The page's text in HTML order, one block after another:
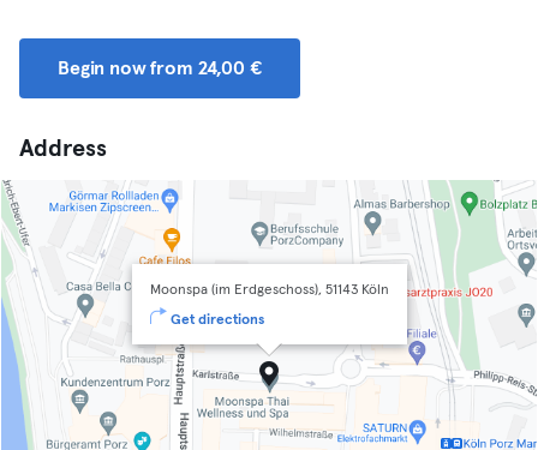
Begin now from 24,00 €
Address
Moonspa (im Erdgeschoss), 51143 Köln
Get directions